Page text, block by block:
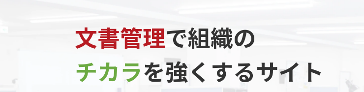
文書管理で組織の
チカラを強くするサイト